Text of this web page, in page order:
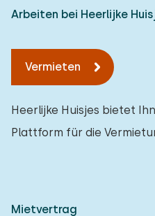
Arbeiten bei Heerlijke
Vermieten
Heerlijke Huisjes bietet
Plattform für die
Mietvertrag